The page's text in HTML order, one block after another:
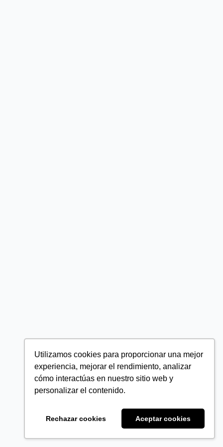
Utilizamos cookies para proporcionar una mejor
experiencia, mejorar el rendimiento, analizar
cómo interactúas en nuestro sitio web y
personalizar el contenido.
Rechazar cookies Aceptar cookies